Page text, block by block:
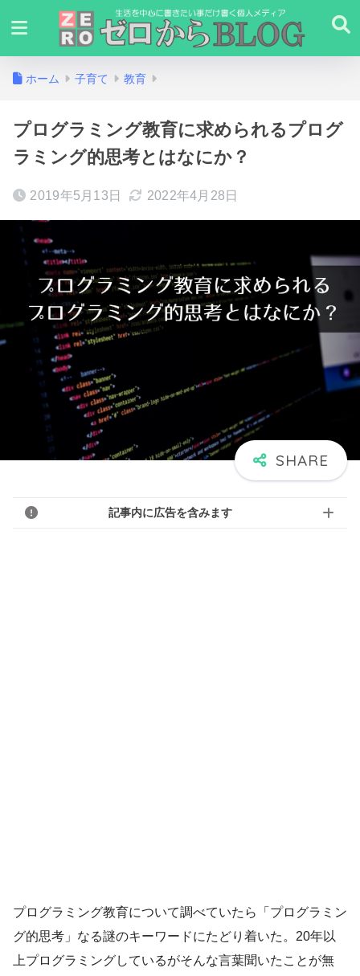
ホーム 子育て 教育
プログラミング教育に求められるプログ
ラミング的思考とはなにか？
2019年5月13日 2022年4月28日
記事内に広告を含みます
プログラミング教育について調べていたら「プログラミン
グ的思考」なる謎のキーワードにたどり着いた。20年以
上プログラミングしているがそんな言葉聞いたことが無